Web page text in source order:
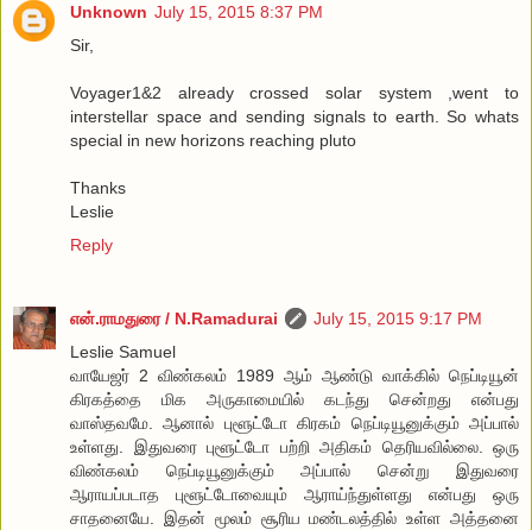
Unknown July 15, 2015 8:37 PM
Sir,
Voyager1&2 already crossed solar system ,went to
interstellar space and sending signals to earth. So whats
special in new horizons reaching pluto
Thanks
Leslie
Reply
என்.ராமதுரை / N.Ramadurai
July 15, 2015 9:17 PM
Leslie Samuel
வாயேஜர் 2 விண்கலம் 1989 ஆம் ஆண்டு வாக்கில் நெப்டியூன்
கிரகத்தை மிக அருகாமையில் கடந்து சென்றது என்பது
வாஸ்தவமே. ஆனால் புளூட்டோ கிரகம் நெப்டியூனுக்கும் அப்பால்
உள்ளது. இதுவரை புளூட்டோ பற்றி அதிகம் தெரியவில்லை. ஒரு
விண்கலம் நெப்டியூனுக்கும் அப்பால் சென்று இதுவரை
ஆராயப்படாத புளூட்டோவையும் ஆராய்ந்துள்ளது என்பது ஒரு
சாதனையே. இதன் மூலம் சூரிய மண்டலத்தில் உள்ள அத்தனை